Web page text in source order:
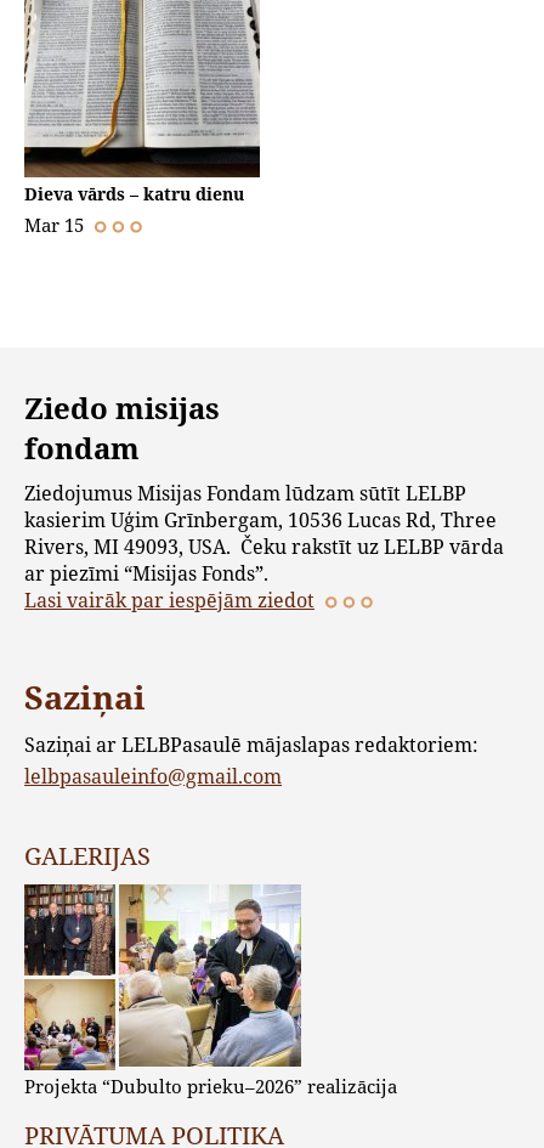
Dieva vārds – katru dienu
Mar 15
Ziedo misijas
fondam
Ziedojumus Misijas Fondam lūdzam sūtīt LELBP
kasierim Uģim Grīnbergam, 10536 Lucas Rd, Three
Rivers, MI 49093, USA. Čeku rakstīt uz LELBP vārda
ar piezīmi “Misijas Fonds”.
Lasi vairāk par iespējām ziedot
Saziņai
Saziņai ar LELBPasaulē mājaslapas redaktoriem:
lelbpasauleinfo@gmail.com
GALERIJAS
Projekta “Dubulto prieku–2026” realizācija
PRIVĀTUMA POLITIKA